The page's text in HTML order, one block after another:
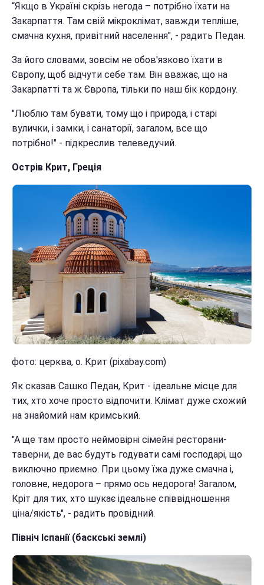
“Якщо в Україні скрізь негода – потрібно їхати на
Закарпаття. Там свій мікроклімат, завжди тепліше,
смачна кухня, привітний населення", - радить Педан.
За його словами, зовсім не обов'язково їхати в
Європу, щоб відчути себе там. Він вважає, що на
Закарпатті та ж Європа, тільки по наш бік кордону.
"Люблю там бувати, тому що і природа, і старі
вулички, і замки, і санаторії, загалом, все що
потрібно!" - підкреслив телеведучий.
Острів Крит, Греція
фото: церква, о. Крит (pixabay.com)
Як сказав Сашко Педан, Крит - ідеальне місце для
тих, хто хоче просто відпочити. Клімат дуже схожий
на знайомий нам кримський.
"А ще там просто неймовірні сімейні ресторани-
таверни, де вас будуть годувати самі господарі, що
виключно приємно. При цьому їжа дуже смачна і,
головне, недорога – прямо ось недорога! Загалом,
Кріт для тих, хто шукає ідеальне співвідношення
ціна/якість", - радить провідний.
Північ Іспанії (баскські землі)